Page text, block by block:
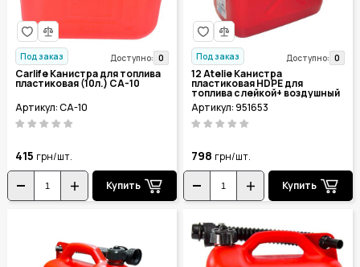
Под заказ Доступно: 0
Carlife Канистра для топлива
пластиковая (10л.) CA-10
Артикул: CA-10
415 грн/шт.
Купить
Под заказ Доступно: 0
12 Atelie Канистра
пластиковая HDPE для
топлива с лейкой+ воздушный
клапан (20л.) 951653
Артикул: 951653
798 грн/шт.
Купить